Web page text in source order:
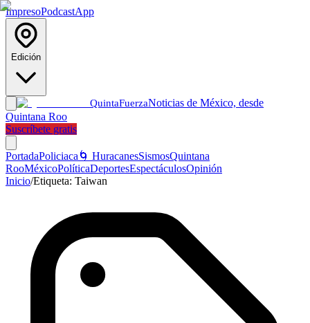
ImpresoPodcastApp
Edición
QuintaFuerzaNoticias de México, desde
Quintana Roo
Suscríbete gratis
PortadaPoliciaca 🌀 HuracanesSismosQuintana
RooMéxicoPolíticaDeportesEspectáculosOpinión
Inicio/Etiqueta: Taiwan